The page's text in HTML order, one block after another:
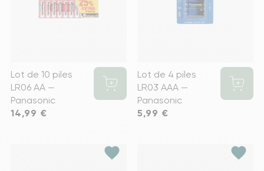
Lot de 10 piles
LR06 AA —
Panasonic
Prix
14,99 €
Lot de 4 piles
LR03 AAA —
Panasonic
Prix
5,99 €
favorite favorite